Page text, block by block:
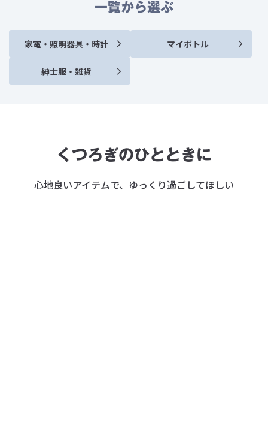
一覧から選ぶ
家電・照明器具・時計 マイボトル
紳士服・雑貨
くつろぎのひとときに
心地良いアイテムで、ゆっくり過ごしてほしい